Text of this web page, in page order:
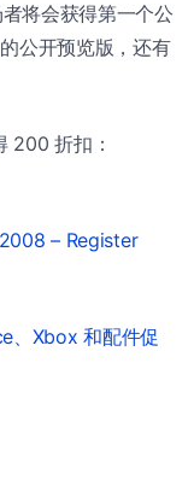
将会获得第一个公
公开预览版，还有
200 折扣：
– Register
、Xbox 和配件促